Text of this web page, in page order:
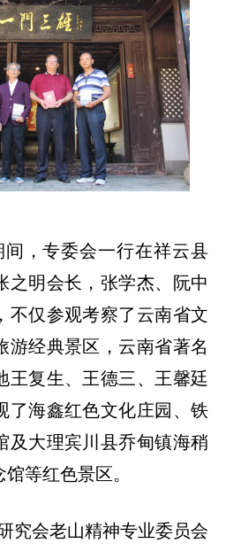
，专委会一行在祥云县
之明会长，张学杰、阮中
不仅参观考察了云南省文
游经典景区，云南省著名
王复生、王德三、王馨廷
了海鑫红色文化庄园、铁
及大理宾川县乔甸镇海稍
等红色景区。
究会老山精神专业委员会